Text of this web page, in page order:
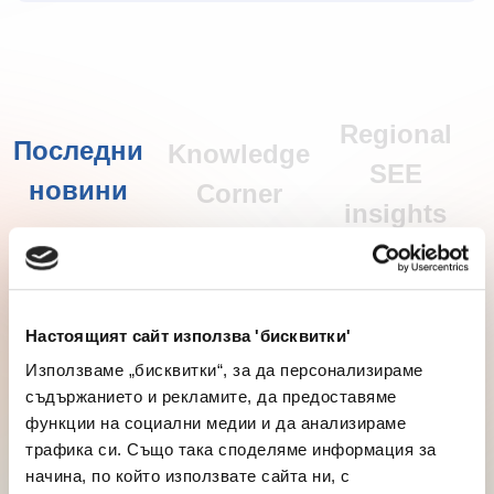
Настоящият сайт използва 'бисквитки'
Използваме „бисквитки“, за да персонализираме
съдържанието и рекламите, да предоставяме
трафика си. Също така споделяме информация за
начина, по който използвате сайта ни, с
партньорските си социални медии, рекламните си
партньори и партньори за анализ, които може да я
комбинират с друга предоставена им от Вас
информация или с такава, която са събрали от
Последни
новини
Regional
SEE
insights